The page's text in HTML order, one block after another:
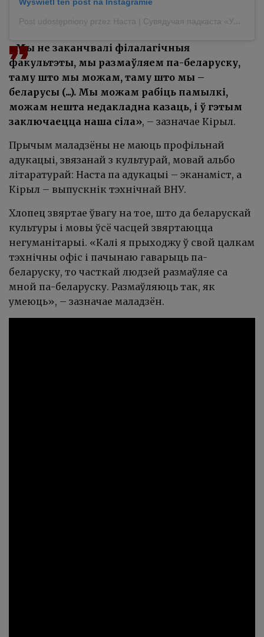
Post udostępniony przez Наста | Сувядучая падкаста «Умоўныя» (@lipenkova_anastasia)
«Мы не заканчвалі філалагічныя
факультэты, мы размаўляем па-беларуску,
таму што мы можам, таму што мы –
беларусы (...). Мы можам рабіць памылкі,
можам нешта недакладна казаць, і ў гэтым
заключаецца наша сіла», – зазначае Кірыл.
Прычым маладзёны не маюць профільнай
адукацыі, звязанай з культурай, мовай альбо
літаратурай: Наста па адукацыі – эканаміст, а
Кірыл – выпускнік тэхнічнай ВНУ.
Хлопец звяртае ўвагу на тое, што да беларускай
культуры і мовы ўсё часцей звяртаюцца
негуманітарыі. «Калі я прыходжу ў свой цалкам
тэхнічны офіс і пачынаю гаварыць па-
беларуску, то часткай людзей размаўляе са
мной па-беларуску. Размаўляюць так, як
умеюць», – зазначае маладзён.